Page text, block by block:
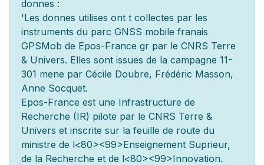
donnes :
'Les donnes utilises ont t collectes par les
instruments du parc GNSS mobile franais
GPSMob de Epos-France gr par le CNRS Terre
& Univers. Elles sont issues de la campagne 11-
301 mene par Cécile Doubre, Frédéric Masson,
Anne Socquet.
Epos-France est une Infrastructure de
Recherche (IR) pilote par le CNRS Terre &
Univers et inscrite sur la feuille de route du
ministre de l<80><99>Enseignement Suprieur,
de la Recherche et de l<80><99>Innovation.